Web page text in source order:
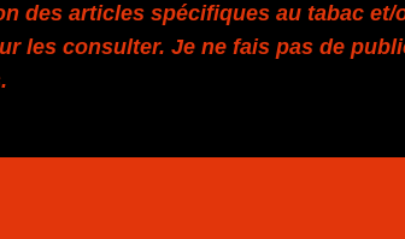
des articles spécifiques au tabac et/
les consulter. Je ne fais pas de